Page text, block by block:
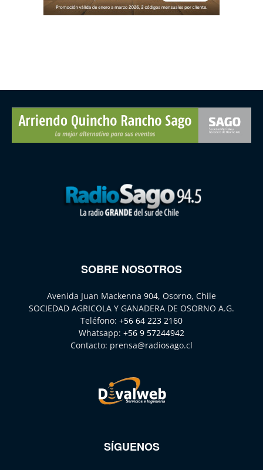
SOBRE NOSOTROS
Avenida Juan Mackenna 904, Osorno, Chile
SOCIEDAD AGRICOLA Y GANADERA DE OSORNO A.G.
Teléfono: +56 64 223 2160
Whatsapp: +56 9 57244942
Contacto: prensa@radiosago.cl
SÍGUENOS